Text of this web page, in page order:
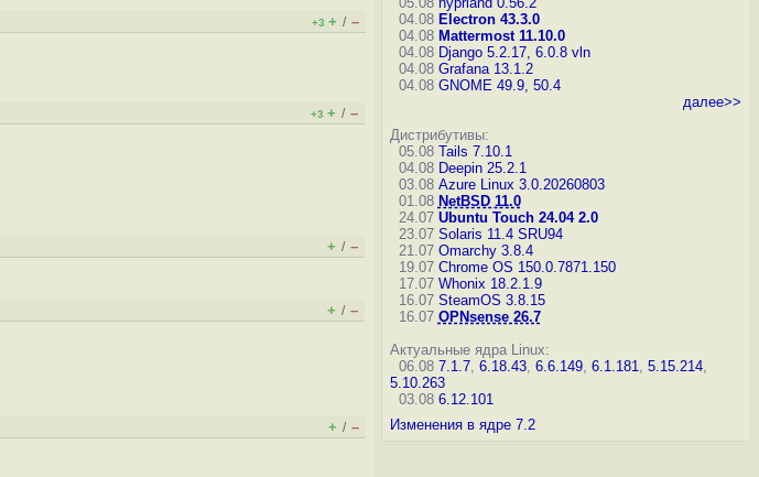
+3 + / –
+3 + / –
+ / –
+ / –
+ / –
04.08 Electron 43.3.0
04.08 Mattermost 11.10.0
04.08 Django 5.2.17, 6.0.8 vln
04.08 Grafana 13.1.2
04.08 GNOME 49.9, 50.4
далее>>
Дистрибутивы:
05.08 Tails 7.10.1
04.08 Deepin 25.2.1
03.08 Azure Linux 3.0.20260803
01.08 NetBSD 11.0
24.07 Ubuntu Touch 24.04 2.0
23.07 Solaris 11.4 SRU94
21.07 Omarchy 3.8.4
19.07 Chrome OS 150.0.7871.150
17.07 Whonix 18.2.1.9
16.07 SteamOS 3.8.15
16.07 OPNsense 26.7
Актуальные ядра Linux:
06.08 7.1.7, 6.18.43, 6.6.149, 6.1.181, 5.15.214,
5.10.263
03.08 6.12.101
Изменения в ядре 7.2